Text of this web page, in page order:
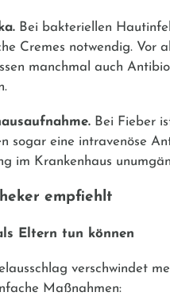
Bei bakteriellen
Cremes notwendig. Vor
manchmal auch
Bei Fieber
sogar eine intravenöse
im Krankenhaus
empfiehlt
Eltern tun können
verschwindet
Maßnahmen: